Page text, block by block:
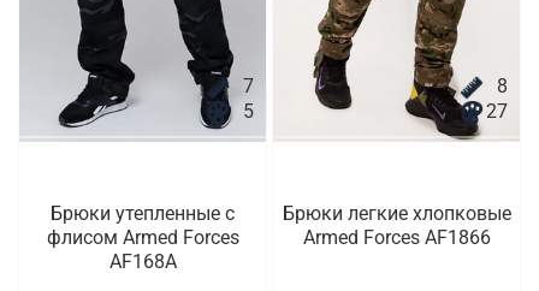
7
5
Брюки утепленные с
флисом Armed Forces
AF168A
8
27
Брюки легкие хлопковые
Armed Forces AF1866